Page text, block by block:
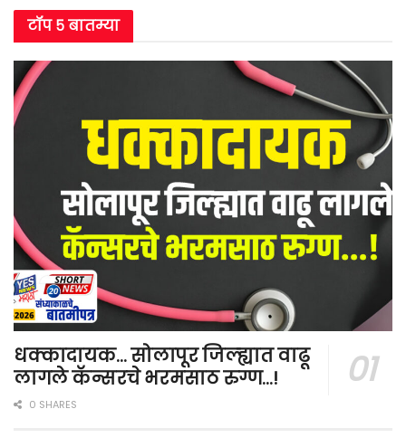
टॉप ५ बातम्या
धक्कादायक… सोलापूर जिल्ह्यात वाढू
लागले कॅन्सरचे भरमसाठ रुग्ण…!
0 SHARES